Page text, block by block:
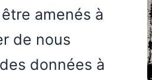
amenés à
de nous
données à